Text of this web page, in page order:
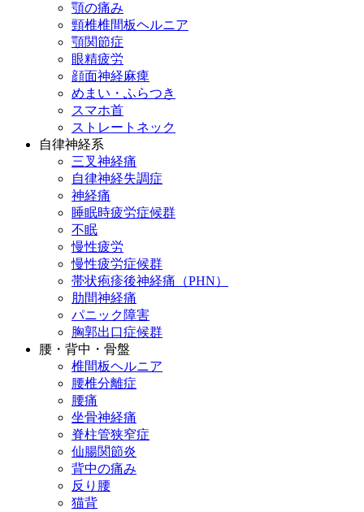
顎の痛み
頸椎椎間板ヘルニア
顎関節症
眼精疲労
顔面神経麻痺
めまい・ふらつき
スマホ首
ストレートネック
自律神経系
三叉神経痛
自律神経失調症
神経痛
睡眠時疲労症候群
不眠
慢性疲労
慢性疲労症候群
帯状疱疹後神経痛（PHN）
肋間神経痛
パニック障害
胸郭出口症候群
腰・背中・骨盤
椎間板ヘルニア
腰椎分離症
腰痛
坐骨神経痛
脊柱管狭窄症
仙腸関節炎
背中の痛み
反り腰
猫背